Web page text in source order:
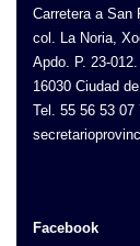
Carretera a San
col. La Noria,
Apdo. P. 23-012.
16030 Ciudad
Tel. 55 56 53 07
Facebook